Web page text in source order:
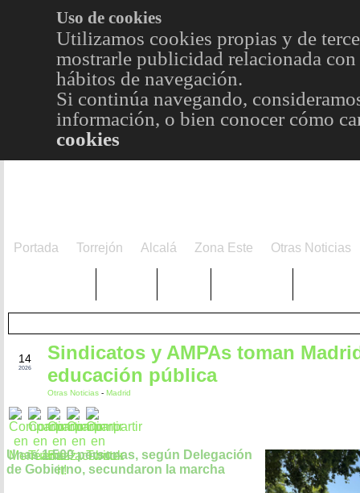
Uso de cookies
Utilizamos cookies propias y de
mostrarle publicidad relacionada
hábitos de navegación.
Si continúa navegando,
información, o bien conocer cómo
cookies
Portada Torrejón Alcalá Zona Este Otras Noticias
14
2026
Sindicatos y AMPAs toman
educación pública
Otras Noticias - Madrid
Unas 1.500 personas, según Delegación
de Gobierno, secundaron la marcha